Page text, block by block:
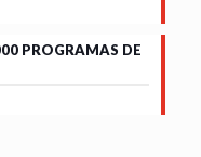
PROGRAMAS DE